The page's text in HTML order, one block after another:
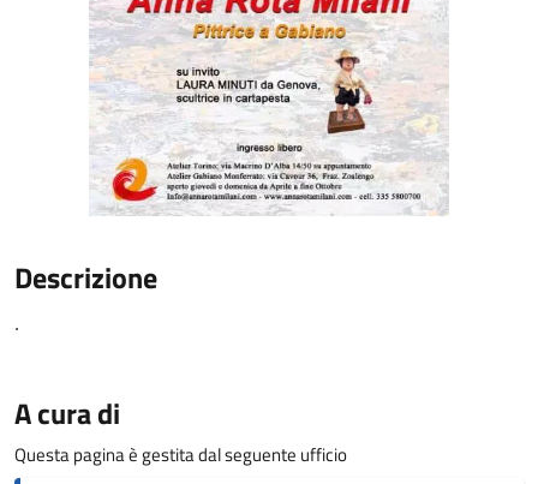
Descrizione
.
A cura di
Questa pagina è gestita dal seguente ufficio